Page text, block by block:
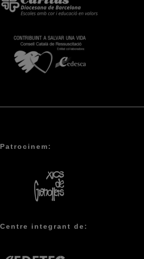
Patrocinem:
Centre integrant de: